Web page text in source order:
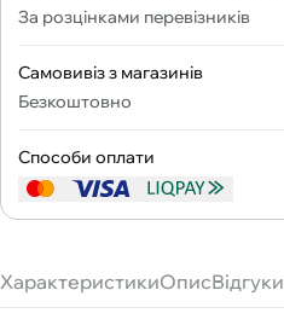
За розцінками перевізників
Самовивіз з магазинів
Безкоштовно
Способи оплати
ХарактеристикиОписВідгуки